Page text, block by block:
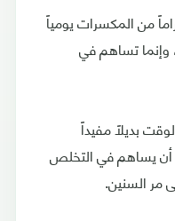
الباحثون إلى أن قرابة 30 غراماً من المكسرات يومياً
وإنما تساهم في
بديلاً مفيداً
أن يساهم في التخلص
مر السنين.